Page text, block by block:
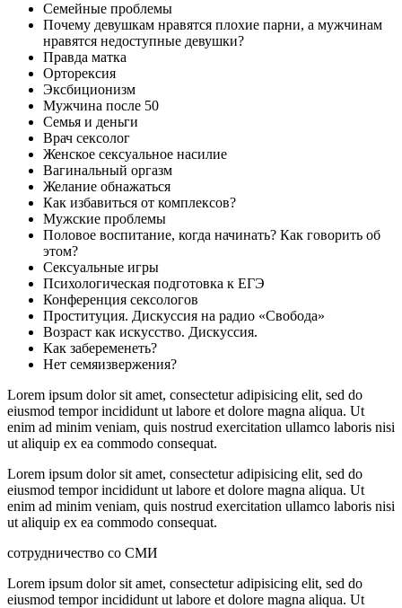
Семейные проблемы
Почему девушкам нравятся плохие парни, а мужчинам
нравятся недоступные девушки?
Правда матка
Орторексия
Эксбиционизм
Мужчина после 50
Семья и деньги
Врач сексолог
Женское сексуальное насилие
Вагинальный оргазм
Желание обнажаться
Как избавиться от комплексов?
Мужские проблемы
Половое воспитание, когда начинать? Как говорить об
этом?
Сексуальные игры
Психологическая подготовка к ЕГЭ
Конференция сексологов
Проституция. Дискуссия на радио «Свобода»
Возраст как искусство. Дискуссия.
Как забеременеть?
Нет семяизвержения?
Lorem ipsum dolor sit amet, consectetur adipisicing elit, sed do
eiusmod tempor incididunt ut labore et dolore magna aliqua. Ut
enim ad minim veniam, quis nostrud exercitation ullamco laboris nisi
ut aliquip ex ea commodo consequat.
Lorem ipsum dolor sit amet, consectetur adipisicing elit, sed do
eiusmod tempor incididunt ut labore et dolore magna aliqua. Ut
enim ad minim veniam, quis nostrud exercitation ullamco laboris nisi
ut aliquip ex ea commodo consequat.
сотрудничество со СМИ
Lorem ipsum dolor sit amet, consectetur adipisicing elit, sed do
eiusmod tempor incididunt ut labore et dolore magna aliqua. Ut